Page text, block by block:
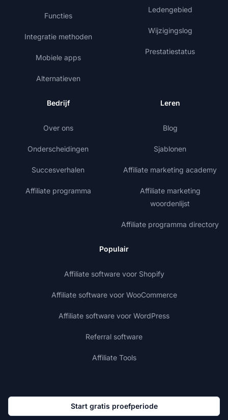
Functies
Integratie methoden
Mobiele apps
Alternatieven
Ledengebied
Wijzigingslog
Prestatiestatus
Bedrijf
Over ons
Onderscheidingen
Succesverhalen
Affiliate programma
Leren
Blog
Sjablonen
Affiliate marketing academy
Affiliate marketing
woordenlijst
Affiliate programma directory
Populair
Affiliate software voor Shopify
Affiliate software voor WooCommerce
Affiliate software voor WordPress
Referral software
Affiliate Tools
Start gratis proefperiode